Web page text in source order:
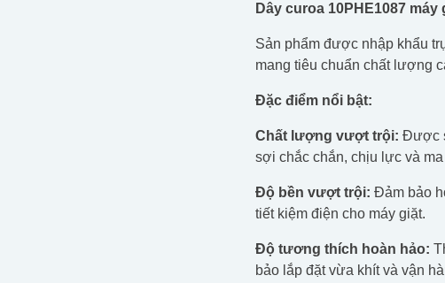
Dây curoa 10PHE1087
Sản phẩm được nhập khẩu
mang tiêu chuẩn chất lượng
Đặc điểm nổi bật:
Chất lượng vượt trội: Được
sợi chắc chắn, chịu lực và ma
Độ bền vượt trội: Đảm bảo
tiết kiệm điện cho máy giặt.
Độ tương thích hoàn hảo:
bảo lắp đặt vừa khít và vận